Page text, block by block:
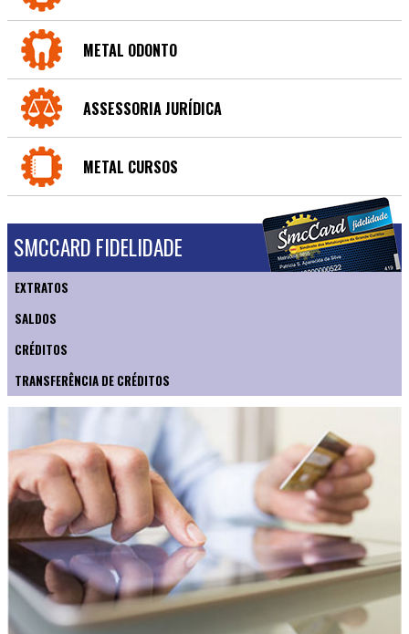
METAL ODONTO
ASSESSORIA JURÍDICA
METAL CURSOS
SMCCARD FIDELIDADE
EXTRATOS
SALDOS
CRÉDITOS
TRANSFERÊNCIA DE CRÉDITOS